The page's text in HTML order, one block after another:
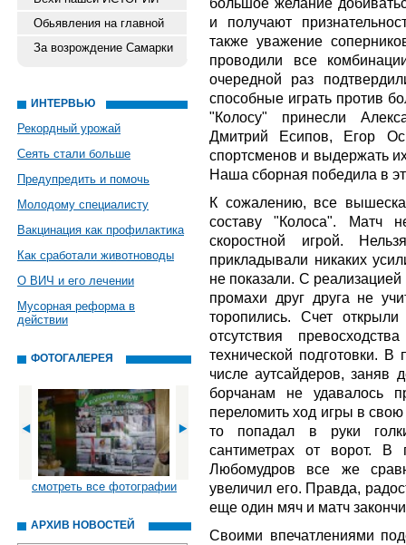
Обьявления на главной
За возрождение Самарки
ИНТЕРВЬЮ
Рекордный урожай
Сеять стали больше
Предупредить и помочь
Молодому специалисту
Вакцинация как профилактика
Как сработали животноводы
О ВИЧ и его лечении
Мусорная реформа в
действии
ФОТОГАЛЕРЕЯ
смотреть все фотографии
АРХИВ НОВОСТЕЙ
и получают
также уважение
проводили все
очередной раз
способные играть против
"Колосу" принесли
Дмитрий Есипов, Егор
спортсменов и выдержать
Наша сборная победила в
К сожалению, все
составу "Колоса". Матч
скоростной игрой.
прикладывали никаких
не показали. С
промахи друг друга не
торопились. Счет
отсутствия
технической подготовки.
числе аутсайдеров, заняв
борчанам не удавалось
переломить ход игры в
то попадал в руки
сантиметрах от ворот. В
Любомудров все же
увеличил его. Правда,
еще один мяч и матч
Своими впечатлениями